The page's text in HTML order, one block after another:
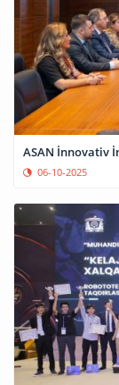
ASAN İnnovativ
06-10-2025